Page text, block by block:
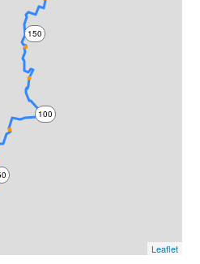
100
150
Leaflet